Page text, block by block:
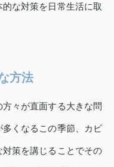
な対策を日常生活に取
方法
々が直面する大きな問
くなるこの季節、カビ
策を講じることでその